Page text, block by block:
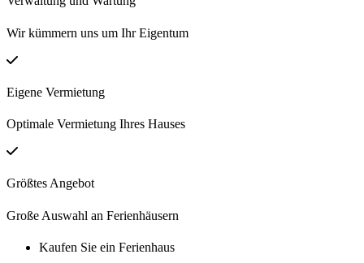
Wir kümmern uns um Ihr Eigentum
Eigene Vermietung
Optimale Vermietung Ihres Hauses
Größtes Angebot
Große Auswahl an Ferienhäusern
Kaufen Sie ein Ferienhaus